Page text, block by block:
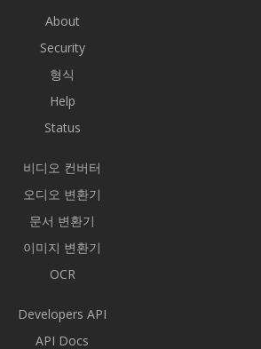
About
Security
형식
Help
Status
비디오 컨버터
오디오 변환기
문서 변환기
이미지 변환기
OCR
Developers API
API Docs